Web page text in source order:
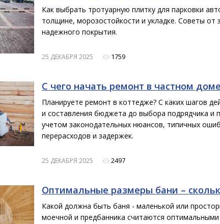
Как выбрать тротуарную плитку для парковки
толщине, морозостойкости и укладке. Советы от
надежного покрытия.
25 ДЕКАБРЯ 2025 1759
С чего начать ремонт в частном
Планируете ремонт в коттедже? С каких шагов
и составления бюджета до выбора подрядчика и
учетом законодательных нюансов, типичных
перерасходов и задержек.
25 ДЕКАБРЯ 2025 2497
Оптимальные размеры бани –
Какой должна быть баня - маленькой или
моечной и предбанника считаются